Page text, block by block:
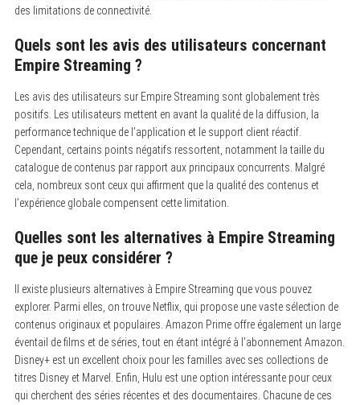
des limitations de connectivité.
Quels sont les avis des utilisateurs concernant
Empire Streaming ?
Les avis des utilisateurs sur Empire Streaming sont globalement très
positifs. Les utilisateurs mettent en avant la qualité de la diffusion, la
performance technique de l’application et le support client réactif.
Cependant, certains points négatifs ressortent, notamment la taille du
catalogue de contenus par rapport aux principaux concurrents. Malgré
cela, nombreux sont ceux qui affirment que la qualité des contenus et
l’expérience globale compensent cette limitation.
Quelles sont les alternatives à Empire Streaming
que je peux considérer ?
Il existe plusieurs alternatives à Empire Streaming que vous pouvez
explorer. Parmi elles, on trouve Netflix, qui propose une vaste sélection de
contenus originaux et populaires. Amazon Prime offre également un large
éventail de films et de séries, tout en étant intégré à l’abonnement Amazon.
Disney+ est un excellent choix pour les familles avec ses collections de
titres Disney et Marvel. Enfin, Hulu est une option intéressante pour ceux
qui cherchent des séries récentes et des documentaires. Chacune de ces